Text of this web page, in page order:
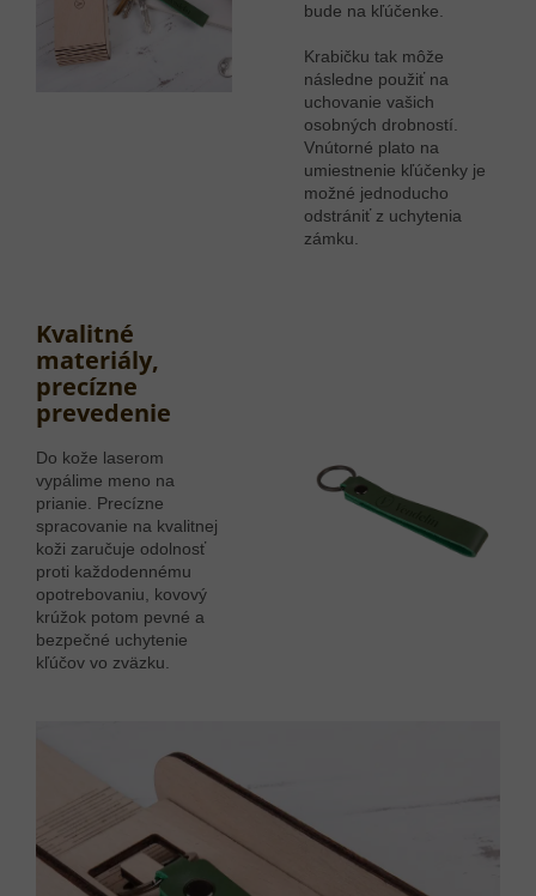
bude na kľúčenke.
Krabičku tak môže
následne použiť na
uchovanie vašich
osobných drobností.
Vnútorné plato na
umiestnenie kľúčenky je
možné jednoducho
odstrániť z uchytenia
zámku.
Kvalitné
materiály,
precízne
prevedenie
Do kože laserom
vypálime meno na
prianie. Precízne
spracovanie na kvalitnej
koži zaručuje odolnosť
proti každodennému
opotrebovaniu, kovový
krúžok potom pevné a
bezpečné uchytenie
kľúčov vo zväzku.